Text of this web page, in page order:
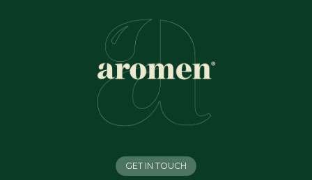
GET IN TOUCH